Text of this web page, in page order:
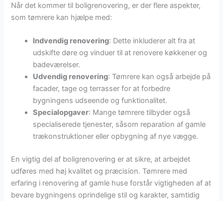
Når det kommer til boligrenovering, er der flere aspekter,
som tømrere kan hjælpe med:
Indvendig renovering: Dette inkluderer alt fra at
udskifte døre og vinduer til at renovere køkkener og
badeværelser.
Udvendig renovering: Tømrere kan også arbejde på
facader, tage og terrasser for at forbedre
bygningens udseende og funktionalitet.
Specialopgaver: Mange tømrere tilbyder også
specialiserede tjenester, såsom reparation af gamle
trækonstruktioner eller opbygning af nye vægge.
En vigtig del af boligrenovering er at sikre, at arbejdet
udføres med høj kvalitet og præcision. Tømrere med
erfaring i renovering af gamle huse forstår vigtigheden af at
bevare bygningens oprindelige stil og karakter, samtidig